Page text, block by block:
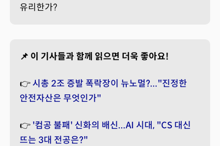
유리한가?
📌 이 기사들과 함께 읽으면 더욱 좋아요!
👉 시총 2조 증발 폭락장이 뉴노멀?..."진정한
안전자산은 무엇인가"
👉 '컴공 불패' 신화의 배신...AI 시대, "CS 대신
뜨는 3대 전공은?"